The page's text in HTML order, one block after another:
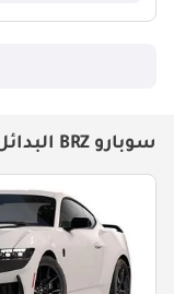
سوبارو BRZ البدائل